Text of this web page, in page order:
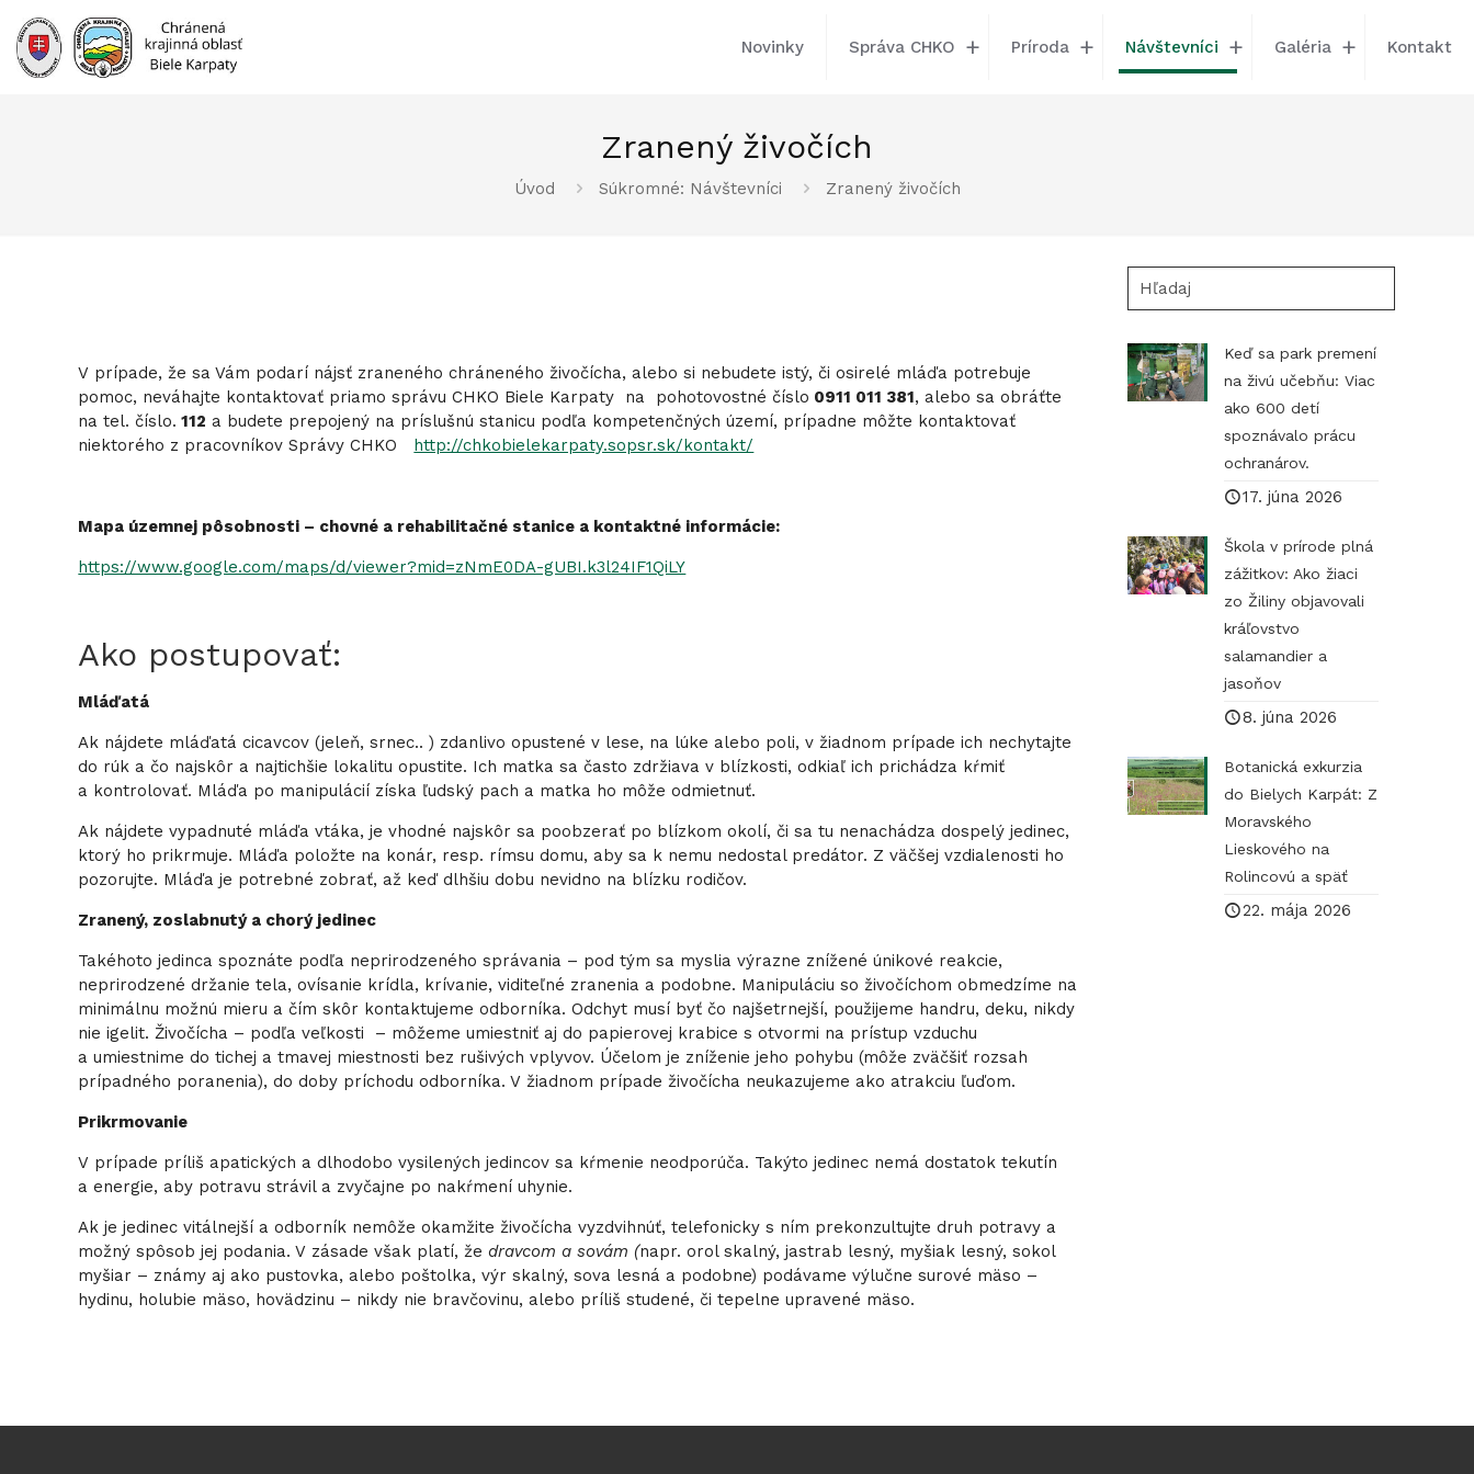
na
obsah
Novinky Správa CHKO Príroda Návštevníci Galéria Kontakt
Zranený živočích
Úvod Súkromné: Návštevníci Zranený živočích
V prípade, že sa Vám podarí nájsť zraneného chráneného živočícha, alebo si nebudete istý, či osirelé mláďa potrebuje
pomoc, neváhajte kontaktovať priamo správu CHKO Biele Karpaty na pohotovostné číslo 0911 011 381, alebo sa obráťte
na tel. číslo. 112 a budete prepojený na príslušnú stanicu podľa kompetenčných území, prípadne môžte kontaktovať
niektorého z pracovníkov Správy CHKO http://chkobielekarpaty.sopsr.sk/kontakt/
Mapa územnej pôsobnosti – chovné a rehabilitačné stanice a kontaktné informácie:
https://www.google.com/maps/d/viewer?mid=zNmE0DA-gUBI.k3l24IF1QiLY
Ako postupovať:
Mláďatá
Ak nájdete mláďatá cicavcov (jeleň, srnec.. ) zdanlivo opustené v lese, na lúke alebo poli, v žiadnom prípade ich nechytajte
do rúk a čo najskôr a najtichšie lokalitu opustite. Ich matka sa často zdržiava v blízkosti, odkiaľ ich prichádza kŕmiť
a kontrolovať. Mláďa po manipulácií získa ľudský pach a matka ho môže odmietnuť.
Ak nájdete vypadnuté mláďa vtáka, je vhodné najskôr sa poobzerať po blízkom okolí, či sa tu nenachádza dospelý jedinec,
ktorý ho prikrmuje. Mláďa položte na konár, resp. rímsu domu, aby sa k nemu nedostal predátor. Z väčšej vzdialenosti ho
pozorujte. Mláďa je potrebné zobrať, až keď dlhšiu dobu nevidno na blízku rodičov.
Zranený, zoslabnutý a chorý jedinec
Takéhoto jedinca spoznáte podľa neprirodzeného správania – pod tým sa myslia výrazne znížené únikové reakcie,
neprirodzené držanie tela, ovísanie krídla, krívanie, viditeľné zranenia a podobne. Manipuláciu so živočíchom obmedzíme na
minimálnu možnú mieru a čím skôr kontaktujeme odborníka. Odchyt musí byť čo najšetrnejší, použijeme handru, deku, nikdy
nie igelit. Živočícha – podľa veľkosti – môžeme umiestniť aj do papierovej krabice s otvormi na prístup vzduchu
a umiestnime do tichej a tmavej miestnosti bez rušivých vplyvov. Účelom je zníženie jeho pohybu (môže zväčšiť rozsah
prípadného poranenia), do doby príchodu odborníka. V žiadnom prípade živočícha neukazujeme ako atrakciu ľuďom.
Prikrmovanie
V prípade príliš apatických a dlhodobo vysilených jedincov sa kŕmenie neodporúča. Takýto jedinec nemá dostatok tekutín
a energie, aby potravu strávil a zvyčajne po nakŕmení uhynie.
Ak je jedinec vitálnejší a odborník nemôže okamžite živočícha vyzdvihnúť, telefonicky s ním prekonzultujte druh potravy a
možný spôsob jej podania. V zásade však platí, žedravcom a sovám (napr. orol skalný, jastrab lesný, myšiak lesný, sokol
myšiar – známy aj ako pustovka, alebo poštolka, výr skalný, sova lesná a podobne) podávame výlučne surové mäso –
hydinu, holubie mäso, hovädzinu – nikdy nie bravčovinu, alebo príliš studené, či tepelne upravené mäso.
Hľadaj
Keď sa park premení
na živú učebňu: Viac
ako 600 detí
spoznávalo prácu
ochranárov.
17. júna 2026
Škola v prírode plná
zážitkov: Ako žiaci
zo Žiliny objavovali
kráľovstvo
salamandier a
jasoňov
8. júna 2026
Botanická exkurzia
do Bielych Karpát: Z
Moravského
Lieskového na
Rolincovú a späť
22. mája 2026